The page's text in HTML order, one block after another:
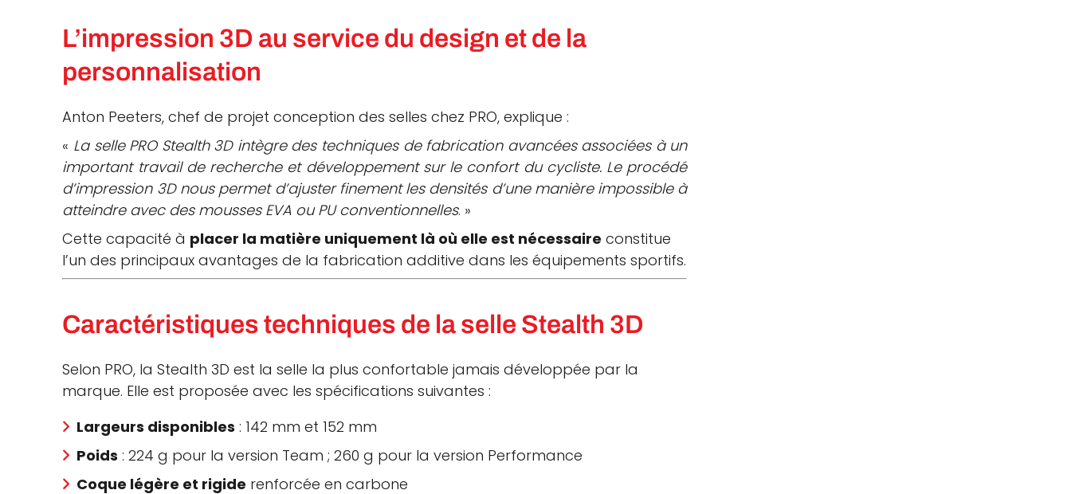
L’impression 3D au service du design et de la
personnalisation
Anton Peeters, chef de projet conception des selles chez PRO, explique :
« La selle PRO Stealth 3D intègre des techniques de fabrication avancées associées à un
important travail de recherche et développement sur le confort du cycliste. Le procédé
d’impression 3D nous permet d’ajuster finement les densités d’une manière impossible à
atteindre avec des mousses EVA ou PU conventionnelles. »
Cette capacité à placer la matière uniquement là où elle est nécessaire constitue
l’un des principaux avantages de la fabrication additive dans les équipements sportifs.
Caractéristiques techniques de la selle Stealth 3D
Selon PRO, la Stealth 3D est la selle la plus confortable jamais développée par la
marque. Elle est proposée avec les spécifications suivantes :
Largeurs disponibles : 142 mm et 152 mm
Poids : 224 g pour la version Team ; 260 g pour la version Performance
Coque légère et rigide renforcée en carbone